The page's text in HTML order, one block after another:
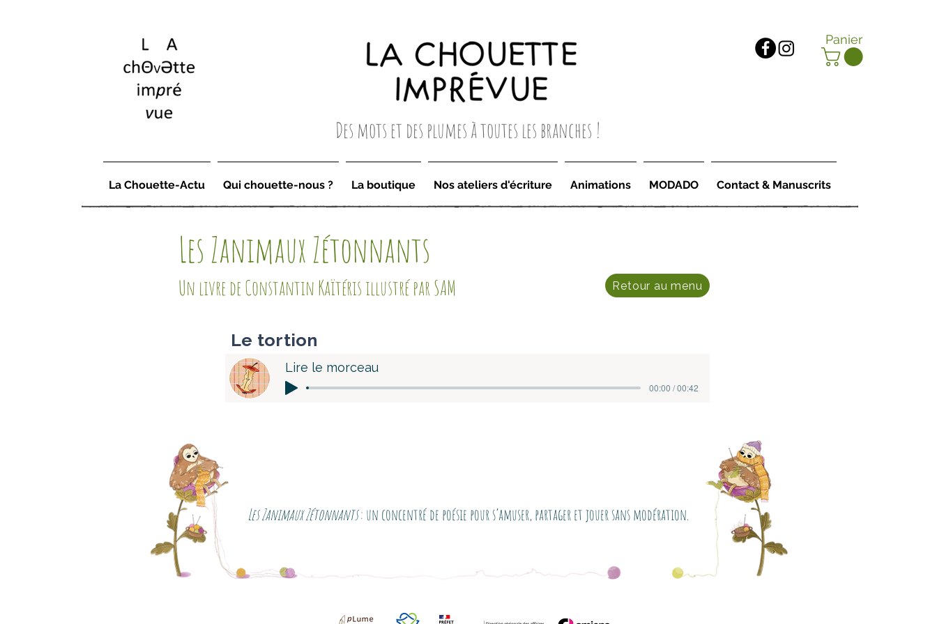
Des mots et des plumes à toutes les branches !
Panier
La Chouette-Actu Qui chouette-nous ? La boutique Nos ateliers d'écriture Animations MODADO Contact & Manuscrits
Les Zanimaux Zétonnants
Un livre de Constantin Kaïtéris illustré par SAM
Le tortion
Lire le morceau
00:00 / 00:42
Les Zanimaux Zétonnants: un concentré de poésie pour s’amuser, partager et jouer sans modération.
Retour au menu